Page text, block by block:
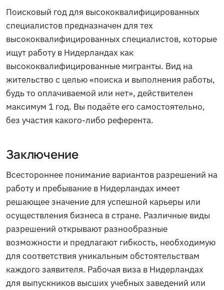
Поисковый год для высококвалифицированных
специалистов предназначен для тех
высококвалифицированных специалистов, которые
ищут работу в Нидерландах как
высококвалифицированные мигранты. Вид на
жительство с целью «поиска и выполнения работы,
будь то оплачиваемой или нет», действителен
максимум 1 год. Вы подаёте его самостоятельно,
без участия какого-либо референта.
Заключение
Всестороннее понимание вариантов разрешений на
работу и пребывание в Нидерландах имеет
решающее значение для успешной карьеры или
осуществления бизнеса в стране. Различные виды
разрешений открывают разнообразные
возможности и предлагают гибкость, необходимую
для соответствия уникальным обстоятельствам
каждого заявителя. Рабочая виза в Нидерландах
для выпускников высших учебных заведений или